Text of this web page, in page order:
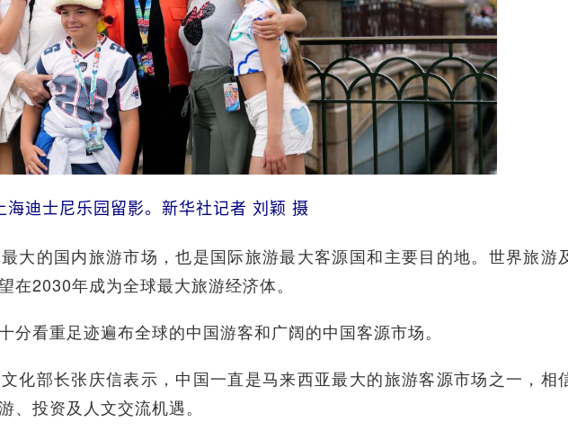
海迪士尼乐园留影。新华社记者 刘颖 摄
的国内旅游市场，也是国际旅游最大客源国和主要目的地。世界旅游
在2030年成为全球最大旅游经济体。
看重足迹遍布全球的中国游客和广阔的中国客源市场。
部长张庆信表示，中国一直是马来西亚最大的旅游客源市场之一，相
、投资及人文交流机遇。